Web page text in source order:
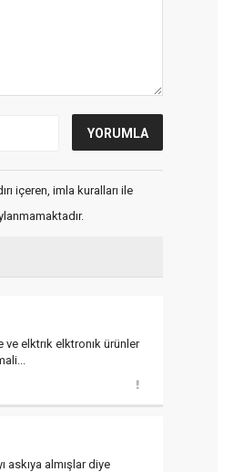
içeren, imla kuralları ile
ve elktrık elktronık ürünler
almışlar diye